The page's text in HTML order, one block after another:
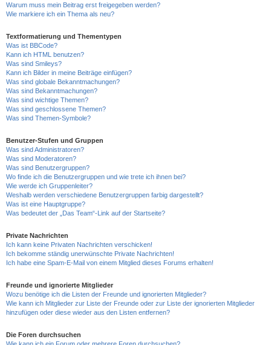
Warum muss mein Beitrag erst freigegeben werden?
Wie markiere ich ein Thema als neu?
Textformatierung und Thementypen
Was ist BBCode?
Kann ich HTML benutzen?
Was sind Smileys?
Kann ich Bilder in meine Beiträge einfügen?
Was sind globale Bekanntmachungen?
Was sind Bekanntmachungen?
Was sind wichtige Themen?
Was sind geschlossene Themen?
Was sind Themen-Symbole?
Benutzer-Stufen und Gruppen
Was sind Administratoren?
Was sind Moderatoren?
Was sind Benutzergruppen?
Wo finde ich die Benutzergruppen und wie trete ich ihnen bei?
Wie werde ich Gruppenleiter?
Weshalb werden verschiedene Benutzergruppen farbig dargestellt?
Was ist eine Hauptgruppe?
Was bedeutet der „Das Team“-Link auf der Startseite?
Private Nachrichten
Ich kann keine Privaten Nachrichten verschicken!
Ich bekomme ständig unerwünschte Private Nachrichten!
Ich habe eine Spam-E-Mail von einem Mitglied dieses Forums erhalten!
Freunde und ignorierte Mitglieder
Wozu benötige ich die Listen der Freunde und ignorierten Mitglieder?
Wie kann ich Mitglieder zur Liste der Freunde oder zur Liste der ignorierten Mitglieder
hinzufügen oder diese wieder aus den Listen entfernen?
Die Foren durchsuchen